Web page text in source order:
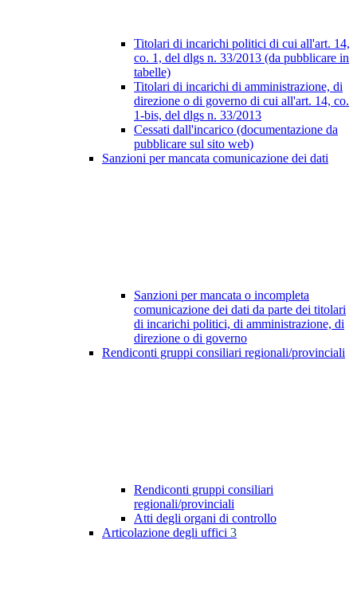
Titolari di incarichi politici di cui all'art. 14,
co. 1, del dlgs n. 33/2013 (da pubblicare in
tabelle)
Titolari di incarichi di amministrazione, di
direzione o di governo di cui all'art. 14, co.
1-bis, del dlgs n. 33/2013
Cessati dall'incarico (documentazione da
pubblicare sul sito web)
Sanzioni per mancata comunicazione dei dati
Sanzioni per mancata o incompleta
comunicazione dei dati da parte dei titolari
di incarichi politici, di amministrazione, di
direzione o di governo
Rendiconti gruppi consiliari regionali/provinciali
Rendiconti gruppi consiliari
regionali/provinciali
Atti degli organi di controllo
Articolazione degli uffici 3